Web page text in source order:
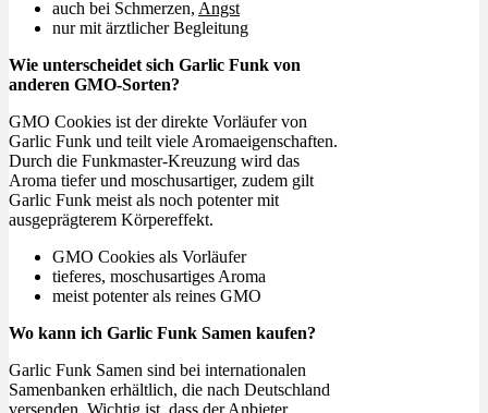
auch bei Schmerzen, Angst
nur mit ärztlicher Begleitung
Wie unterscheidet sich Garlic Funk von
anderen GMO-Sorten?
GMO Cookies ist der direkte Vorläufer von
Garlic Funk und teilt viele Aromaeigenschaften.
Durch die Funkmaster-Kreuzung wird das
Aroma tiefer und moschusartiger, zudem gilt
Garlic Funk meist als noch potenter mit
ausgeprägterem Körpereffekt.
GMO Cookies als Vorläufer
tieferes, moschusartiges Aroma
meist potenter als reines GMO
Wo kann ich Garlic Funk Samen kaufen?
Garlic Funk Samen sind bei internationalen
Samenbanken erhältlich, die nach Deutschland